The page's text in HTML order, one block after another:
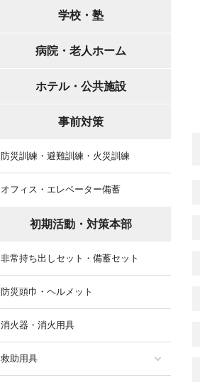
学校・塾
病院・老人ホーム
ホテル・公共施設
事前対策
防災訓練・避難訓練・火災訓練
オフィス・エレベーター備蓄
初期活動・対策本部
非常持ち出しセット・備蓄セット
防災頭巾・ヘルメット
消火器・消火用具
救助用具